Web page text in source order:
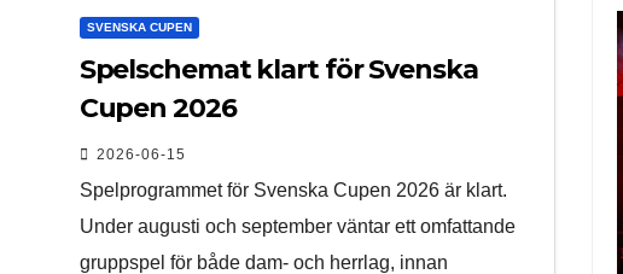
SVENSKA CUPEN
Spelschemat klart för Svenska
Cupen 2026
2026-06-15
Spelprogrammet för Svenska Cupen 2026 är klart.
Under augusti och september väntar ett omfattande
gruppspel för både dam- och herrlag, innan